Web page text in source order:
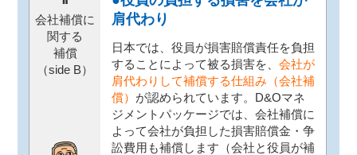
会社補償に
関する
補償
（side B）
肩代わり
日本では、役員が損害賠償責任を負担
することによって被る損害を、 会社が
肩代わりして補償する仕組み（会社補
償） が認められています。D&Oマネ
ジメントパッケージでは、会社補償に
よって会社が負担した損害賠償金・争
訟費用も補償します（会社と役員が補